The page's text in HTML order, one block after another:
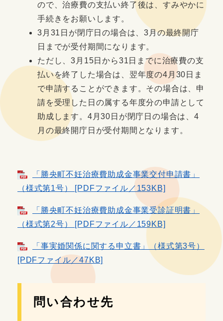
ので、治療費の支払い終了後は、すみやかに
手続きをお願いします。
3月 31日が閉庁日の場合は、3月の最終開庁
日までが受付期間になります。
ただし、3月15日から31日までに治療費の支
払いを終了した場合は、翌年度の4月30日ま
で申請することができます。その場合は、申
請を受理した日の属する年度分の申請として
助成します。4月30日が閉庁日の場合は、4
月の最終開庁日が受付期間となります。
「勝央町不妊治療費助成金事業交付申請書」
（様式第1号） [PDFファイル／153KB]
「勝央町不妊治療費助成金事業受診証明書」
（様式第2号） [PDFファイル／159KB]
「事実婚関係に関する申立書」（様式第3号）
[PDFファイル／47KB]
問い合わせ先